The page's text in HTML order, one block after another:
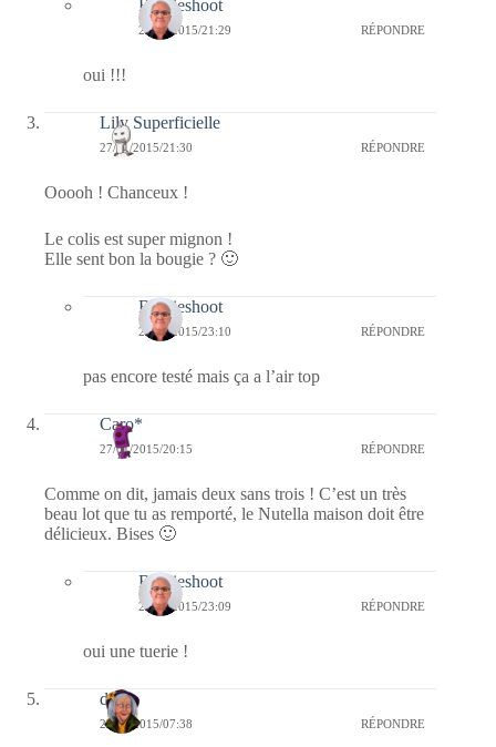
Bernieshoot
28/01/2015/21:29 RÉPONDRE
oui !!!
Lily Superficielle
27/01/2015/21:30 RÉPONDRE
Ooooh ! Chanceux !
Le colis est super mignon !
Elle sent bon la bougie ? 🙂
Bernieshoot
27/01/2015/23:10 RÉPONDRE
pas encore testé mais ça a l’air top
Caro*
27/01/2015/20:15 RÉPONDRE
Comme on dit, jamais deux sans trois ! C’est un très
beau lot que tu as remporté, le Nutella maison doit être
délicieux. Bises 🙂
Bernieshoot
27/01/2015/23:09 RÉPONDRE
oui une tuerie !
dom
27/01/2015/07:38 RÉPONDRE